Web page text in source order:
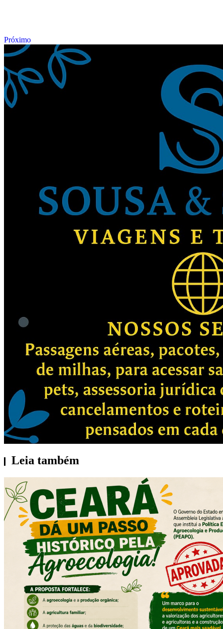
Próximo
Leia também